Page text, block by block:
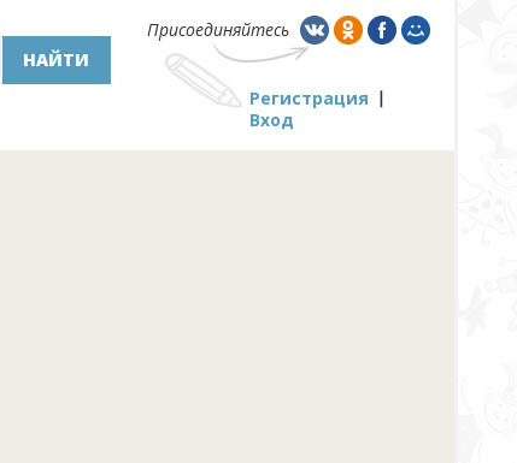
НАЙТИ
Присоединяйтесь
Регистрация
Вход